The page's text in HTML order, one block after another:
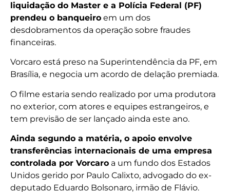
liquidação do Master e a Polícia Federal (PF)
prendeu o banqueiro em um dos
desdobramentos da operação sobre fraudes
financeiras.
Vorcaro está preso na Superintendência da PF, em
Brasília, e negocia um acordo de delação premiada.
O filme estaria sendo realizado por uma produtora
no exterior, com atores e equipes estrangeiros, e
tem previsão de ser lançado ainda este ano.
Ainda segundo a matéria, o apoio envolve
transferências internacionais de uma empresa
controlada por Vorcaro a um fundo dos Estados
Unidos gerido por Paulo Calixto, advogado do ex-
deputado Eduardo Bolsonaro, irmão de Flávio.